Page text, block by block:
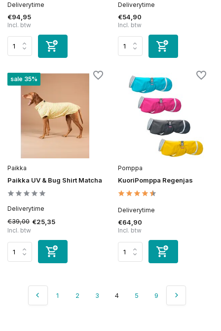
Deliverytime
€94,95
Incl. btw
Deliverytime
€54,90
Incl. btw
sale 35%
Paikka
Paikka UV & Bug Shirt Matcha
Deliverytime
€39,00 €25,35
Incl. btw
Pomppa
KuoriPomppa Regenjas
Deliverytime
€64,90
Incl. btw
1 2 3 4 5 9